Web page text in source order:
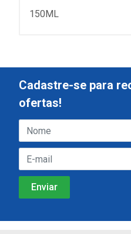
150ML
Cadastre-se para
ofertas!